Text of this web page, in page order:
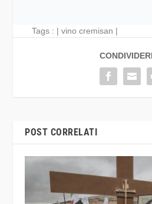
Tags : |vino cremisan |
POST CORRELATI